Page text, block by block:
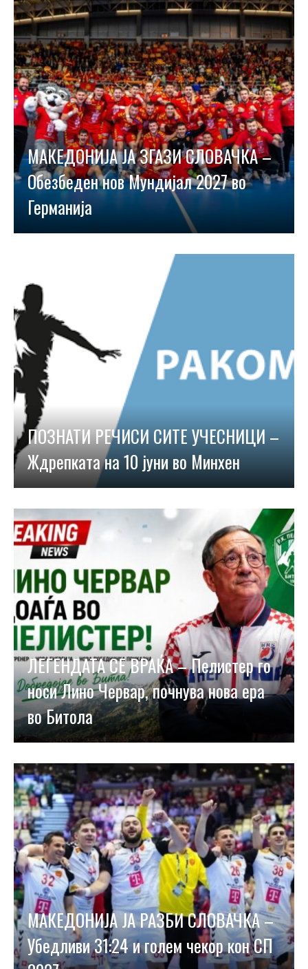
МАКЕДОНИЈА ЈА ЗГАЗИ СЛОВАЧКА –
Обезбеден нов Мундијал 2027 во
Германија
ПОЗНАТИ РЕЧИСИ СИТЕ УЧЕСНИЦИ –
Ждрепката на 10 јуни во Минхен
ЛЕГЕНДАТА СЕ ВРАЌА – Пелистер го
носи Лино Червар, почнува нова ера
во Битола
МАКЕДОНИЈА ЈА РАЗБИ СЛОВАЧКА –
Убедливи 31:24 и голем чекор кон СП